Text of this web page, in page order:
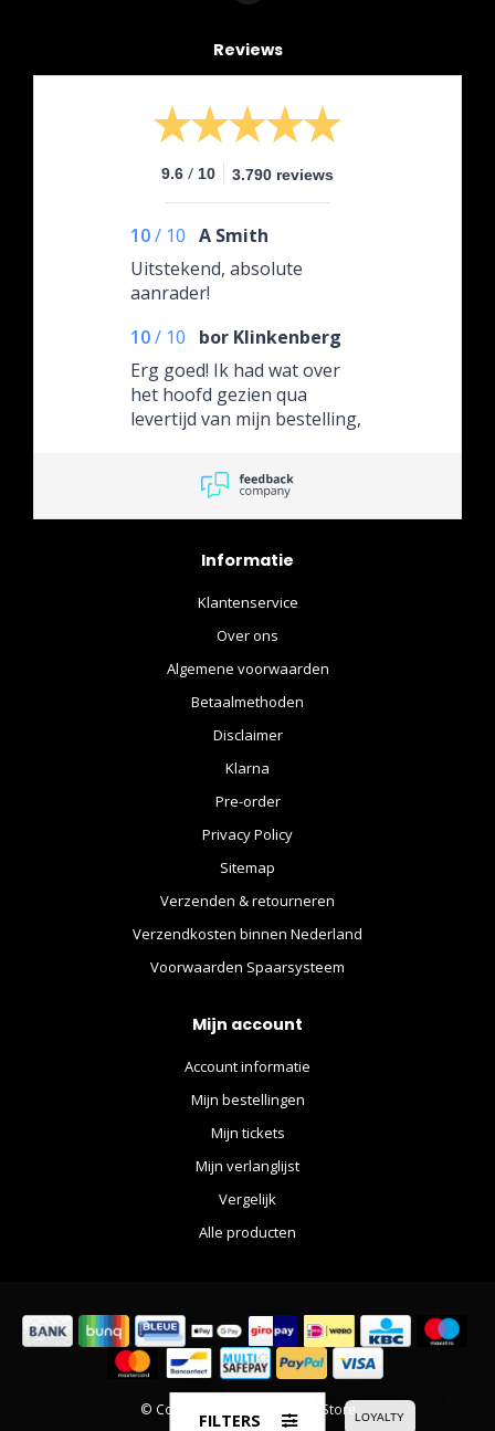
Reviews
9.6 / 10 3.790 reviews
10/ 10 A Smith
Uitstekend, absolute
aanrader!
10/ 10
bor Klinkenberg
Erg goed! Ik had wat over
het hoofd gezien qua
levertijd van mijn bestelling,
behulpzaam mailtje wat
alles duidelijk maakte.
Informatie
Klantenservice
Over ons
Algemene voorwaarden
Betaalmethoden
Disclaimer
Klarna
Pre-order
Privacy Policy
Sitemap
Verzenden & retourneren
Verzendkosten binnen Nederland
Voorwaarden Spaarsysteem
Mijn account
Account informatie
Mijn bestellingen
Mijn tickets
Mijn verlanglijst
Vergelijk
Alle producten
© Copyright 2026 The Movie Store
FILTERS LOYALTY